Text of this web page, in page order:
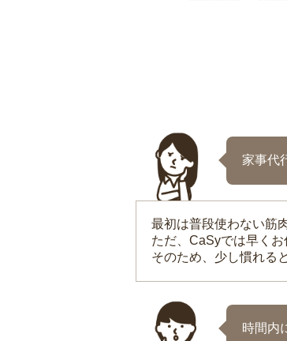
家事代
最初は普段使わない筋
ただ、CaSyでは早く
そのため、少し慣れる
時間内